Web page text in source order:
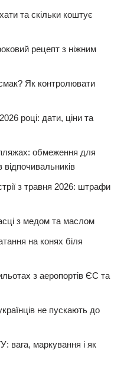
та скільки коштує
рецепт з ніжним
Як контролювати
році: дати, ціни та
обмеження для
з травня 2026: штрафи
з медом та маслом
на конях біля
з аеропортів ЄС та
не пускають до
вага, маркування і як